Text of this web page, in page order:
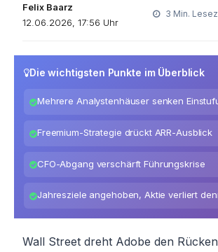
Felix Baarz
12.06.2026, 17:56 Uhr
3 Min.
Die wichtigsten Punkte im Überblick
Mehrere Analystenhäuser senken
Freemium-Strategie drückt ARR-Ausblick
CFO-Abgang verschärft Führungskrise
Jahresziele angehoben, Aktie verliert
Wall Street dreht Adobe den